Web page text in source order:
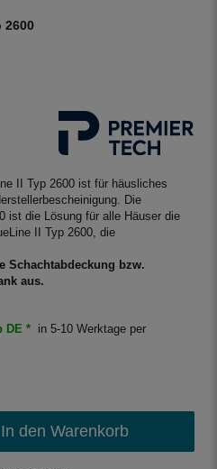
2600
II Typ 2600 ist für häusliches
Die
ist die Lösung für alle Häuser die
II Typ 2600, die
Schachtabdeckung bzw.
aus.
DE *
in 5-10 Werktage per
In den Warenkorb